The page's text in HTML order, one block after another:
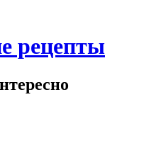
рецепты